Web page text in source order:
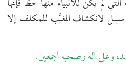
لم يكن للأنبياء منها حظٌّ فإنها
لانكشاف المغيَّب للمكلف إلا
وعلى آله وصحبه أجمعين.